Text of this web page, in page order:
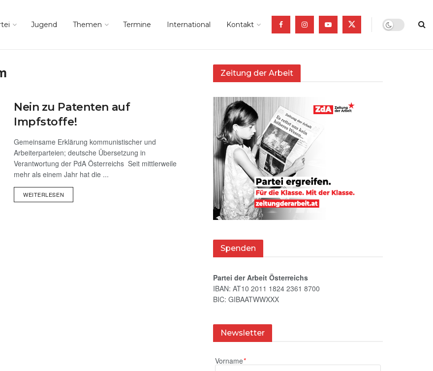
Jugend Themen Termine International Kontakt
Nein zu Patenten auf
Impfstoffe!
Gemeinsame Erklärung kommunistischer und
Arbeiterparteien; deutsche Übersetzung in
Verantwortung der PdA Österreichs Seit mittlerweile
mehr als einem Jahr hat die ...
WEITERLESEN
Zeitung der Arbeit
Spenden
Partei der Arbeit Österreichs
IBAN: AT10 2011 1824 2361 8700
BIC: GIBAATWWXXX
Newsletter
Vorname*